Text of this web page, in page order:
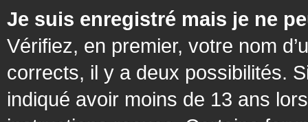
Je suis enregistré mais je ne
Vérifiez, en premier, votre nom
corrects, il y a deux possibilités.
indiqué avoir moins de 13 ans